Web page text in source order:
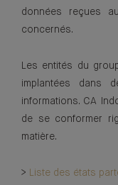
données reçues
concernés.
Les entités du
implantées dans
informations. CA
de se conformer
matière.
> Liste des états